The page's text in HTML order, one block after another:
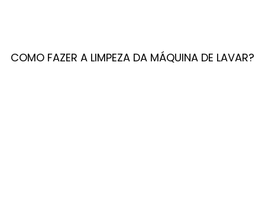
COMO FAZER A LIMPEZA DA MÁQUINA DE LAVAR?